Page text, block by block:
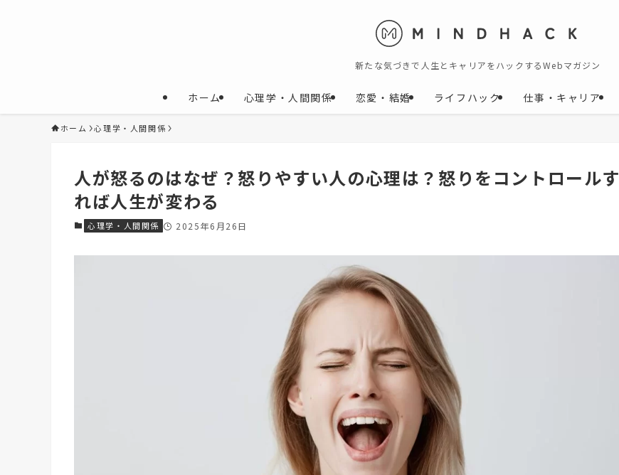
新たな気づきで人生とキャリアをハックするWebマガジン
ホーム 心理学・人間関係 恋愛・結婚 ライフハック 仕事・キャリア
ホーム 心理学・人間関係
人が怒るのはなぜ？怒りやすい人の心理は？怒りをコントロールす
れば人生が変わる
心理学・人間関係 2025年6月26日